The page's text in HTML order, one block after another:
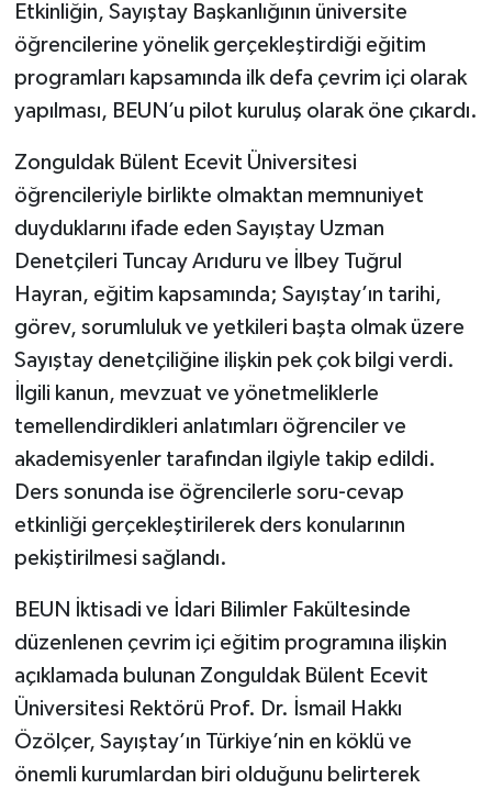
Etkinliğin, Sayıştay Başkanlığının üniversite
öğrencilerine yönelik gerçekleştirdiği eğitim
programları kapsamında ilk defa çevrim içi olarak
yapılması, BEUN’u pilot kuruluş olarak öne çıkardı.
Zonguldak Bülent Ecevit Üniversitesi
öğrencileriyle birlikte olmaktan memnuniyet
duyduklarını ifade eden Sayıştay Uzman
Denetçileri Tuncay Arıduru ve İlbey Tuğrul
Hayran, eğitim kapsamında; Sayıştay’ın tarihi,
görev, sorumluluk ve yetkileri başta olmak üzere
Sayıştay denetçiliğine ilişkin pek çok bilgi verdi.
İlgili kanun, mevzuat ve yönetmeliklerle
temellendirdikleri anlatımları öğrenciler ve
akademisyenler tarafından ilgiyle takip edildi.
Ders sonunda ise öğrencilerle soru-cevap
etkinliği gerçekleştirilerek ders konularının
pekiştirilmesi sağlandı.
BEUN İktisadi ve İdari Bilimler Fakültesinde
düzenlenen çevrim içi eğitim programına ilişkin
açıklamada bulunan Zonguldak Bülent Ecevit
Üniversitesi Rektörü Prof. Dr. İsmail Hakkı
Özölçer, Sayıştay’ın Türkiye’nin en köklü ve
önemli kurumlardan biri olduğunu belirterek
Resmi İlan
Röportaj
Sağlık
Spor
Ulusal
Yaşam